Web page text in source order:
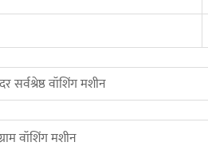
वॉशिंग मशीन
वॉशिंग मशीन